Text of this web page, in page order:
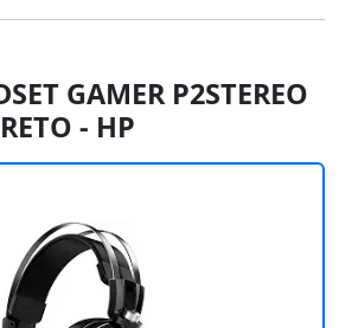
GAMER P2STEREO
- HP